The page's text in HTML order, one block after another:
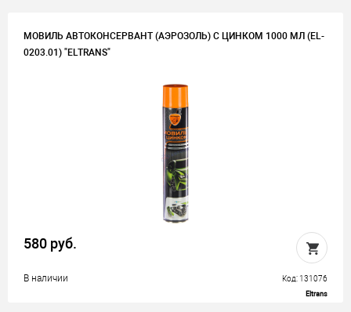
МОВИЛЬ АВТОКОНСЕРВАНТ (АЭРОЗОЛЬ) С ЦИНКОМ 1000 МЛ (EL-
0203.01) "ELTRANS"
580 руб.
В наличии Код: 131076
Eltrans